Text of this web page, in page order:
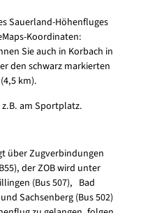
Sauerland-Höhenfluges
Koordinaten:
Sie auch in Korbach in
den schwarz markierten
km).
am Sportplatz.
über Zugverbindungen
der ZOB wird unter
(Bus 507), Bad
Sachsenberg (Bus 502)